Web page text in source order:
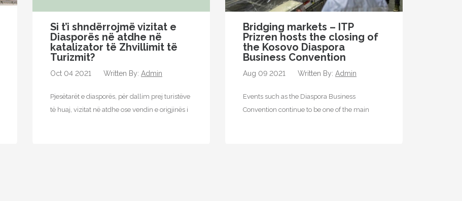
Si t’i shndërrojmë vizitat e
Diasporës ​​në atdhe në
katalizator të Zhvillimit të
Turizmit?
Oct 04 2021 Written By: Admin
Pjesëtarët e diasporës, për dallim prej turistëve
të huaj, vizitat në atdhe ose vendin e origjinës i
Bridging markets – ITP
Prizren hosts the closing of
the Kosovo Diaspora
Business Convention
Aug 09 2021 Written By: Admin
Events such as the Diaspora Business
Convention continue to be one of the main